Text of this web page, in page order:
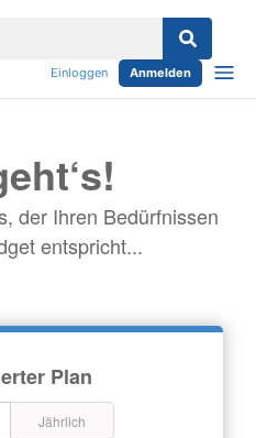
Einloggen Anmelden
der Ihren Bedürfnissen
entspricht...
Plan
Jährlich